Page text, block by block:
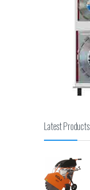
Latest Products